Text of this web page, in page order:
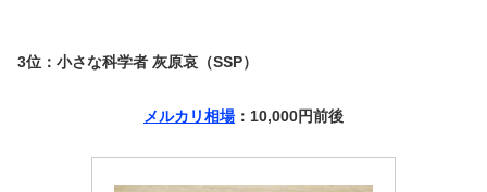
3位：小さな科学者 灰原哀（SSP）
メルカリ相場：10,000円前後